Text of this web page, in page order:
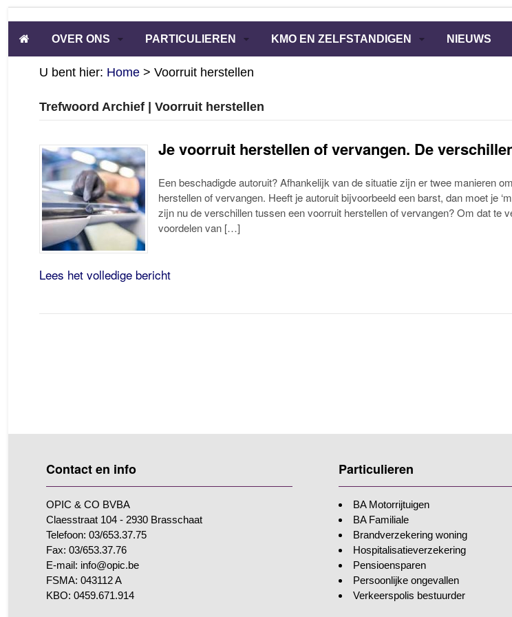
OVER ONS PARTICULIEREN KMO EN ZELFSTANDIGEN NIEUWS
U bent hier: Home > Voorruit herstellen
Trefwoord Archief | Voorruit herstellen
Je voorruit herstellen of vervangen. De
Een beschadigde autoruit? Afhankelijk van de situatie zijn er twee manieren
herstellen of vervangen. Heeft je autoruit bijvoorbeeld een barst, dan moet je
zijn nu de verschillen tussen een voorruit herstellen of vervangen? Om dat te
voordelen van […]
Lees het volledige bericht
Contact en info
OPIC & CO BVBA
Claesstraat 104 - 2930 Brasschaat
Telefoon: 03/653.37.75
Fax: 03/653.37.76
E-mail: info@opic.be
FSMA: 043112 A
KBO: 0459.671.914
Particulieren
BA Motorrijtuigen
BA Familiale
Brandverzekering woning
Hospitalisatieverzekering
Pensioensparen
Persoonlijke ongevallen
Verkeerspolis bestuurder